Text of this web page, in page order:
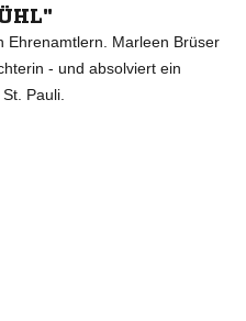
Ehrenamtlern. Marleen Brüser
- und absolviert ein
Pauli.